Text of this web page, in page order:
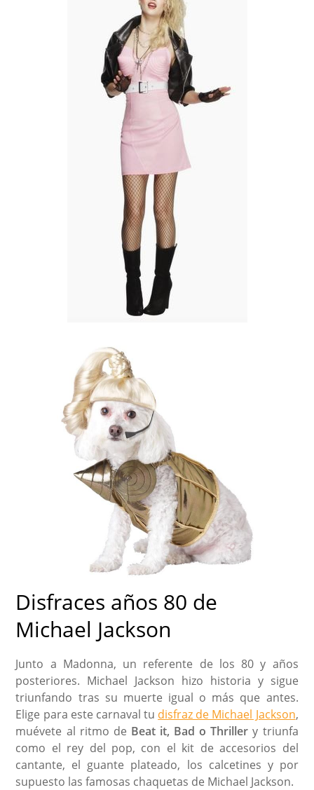
Disfraces años 80 de
Michael Jackson
Junto a Madonna, un referente de los 80 y años
posteriores. Michael Jackson hizo historia y sigue
triunfando tras su muerte igual o más que antes.
Elige para este carnaval tu disfraz de Michael Jackson,
muévete al ritmo de Beat it, Bad o Thriller y triunfa
como el rey del pop, con el kit de accesorios del
cantante, el guante plateado, los calcetines y por
supuesto las famosas chaquetas de Michael Jackson.